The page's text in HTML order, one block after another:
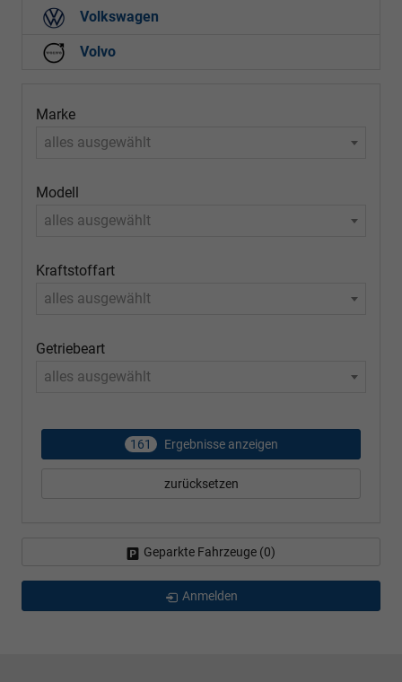
Volkswagen
Volvo
Marke
alles ausgewählt
Modell
alles ausgewählt
Kraftstoffart
alles ausgewählt
Getriebeart
alles ausgewählt
161 Ergebnisse anzeigen
zurücksetzen
Geparkte Fahrzeuge (0)
Anmelden